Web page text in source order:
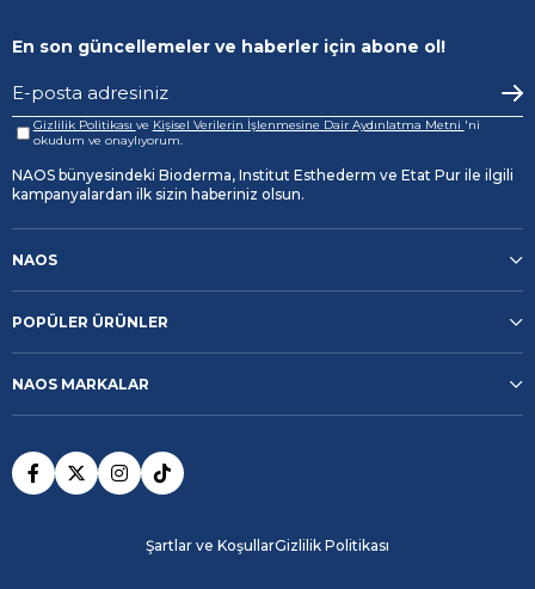
En son güncellemeler ve haberler için abone ol!
Gizlilik Politikası ve Kişisel Verilerin İşlenmesine Dair Aydınlatma Metni 'ni
okudum ve onaylıyorum.
NAOS bünyesindeki Bioderma, Institut Esthederm ve Etat Pur ile ilgili
kampanyalardan ilk sizin haberiniz olsun.
NAOS
POPÜLER ÜRÜNLER
NAOS MARKALAR
Şartlar ve KoşullarGizlilik Politikası